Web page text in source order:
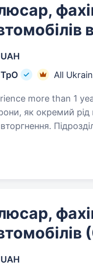
All
than 1 year. Опис вакансії
як окремий
тому шукаємо